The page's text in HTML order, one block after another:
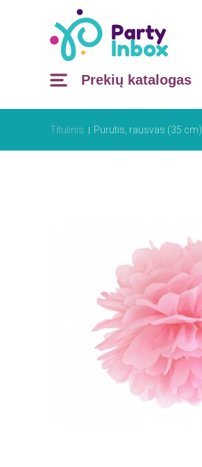
Prekių katalogas
Titulinis Purutis, rausvas (35 cm)